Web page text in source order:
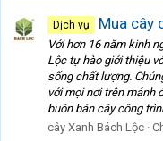
Dịch vụ Mua cây
Với hơn 16 năm kinh
Lộc tự hào giới thiệu
sống chất lượng.
với mọi nơi trên mảnh
buôn bán cây công
cây Xanh Bách Lộc